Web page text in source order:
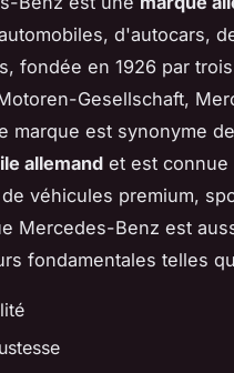
d'autocars,
fondée en 1926 par
Gesellschaft,
marque est synonyme de
allemand et est connue
véhicules premium,
Mercedes-Benz est
fondamentales telles